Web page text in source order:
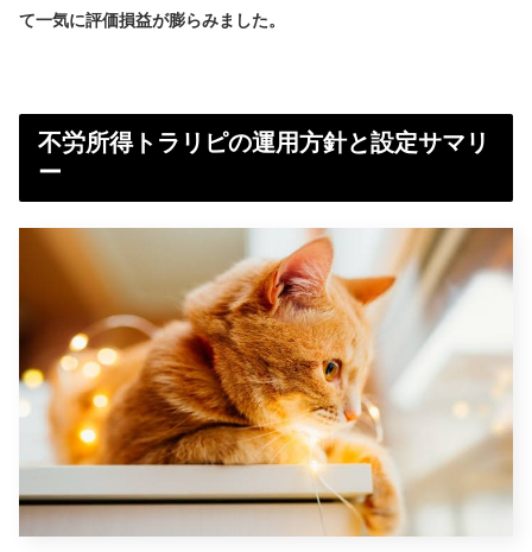
て一気に評価損益が膨らみました。
不労所得トラリピの運用方針と設定サマリ
ー